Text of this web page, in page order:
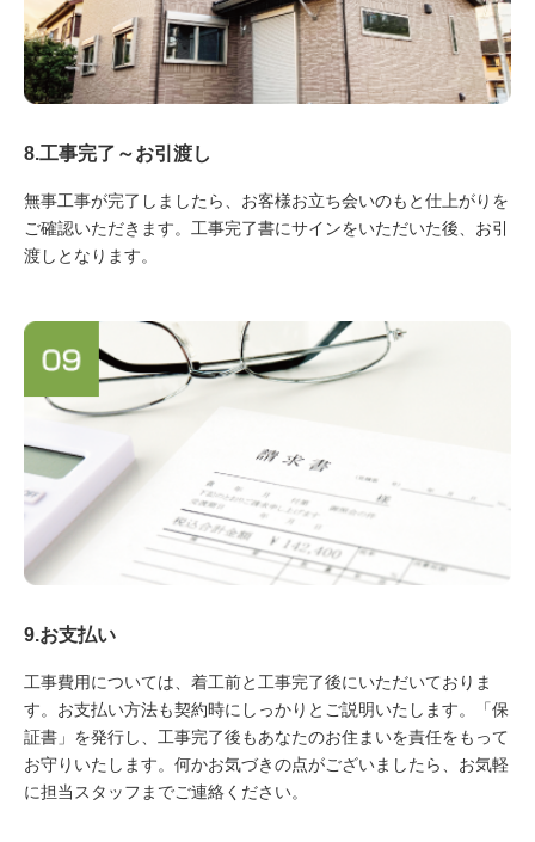
8.工事完了～お引渡し
無事工事が完了しましたら、お客様お立ち会いのもと仕上がりを
ご確認いただきます。工事完了書にサインをいただいた後、お引
渡しとなります。
9.お支払い
工事費用については、着工前と工事完了後にいただいておりま
す。お支払い方法も契約時にしっかりとご説明いたします。「保
証書」を発行し、工事完了後もあなたのお住まいを責任をもって
お守りいたします。何かお気づきの点がございましたら、お気軽
に担当スタッフまでご連絡ください。